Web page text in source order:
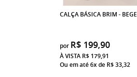
CALÇA BÁSICA BRIM - BEGE
por R$ 199,90
À VISTA R$ 179,91
Ou em até 6x de R$ 33,32